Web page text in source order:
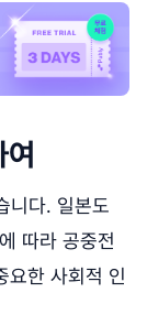
니다. 일본도
따라 공중전
요한 사회적 인